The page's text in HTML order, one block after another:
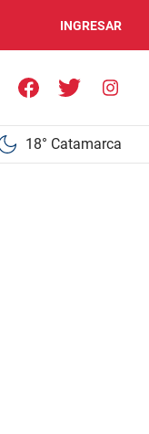
INGRESAR
18° Catamarca